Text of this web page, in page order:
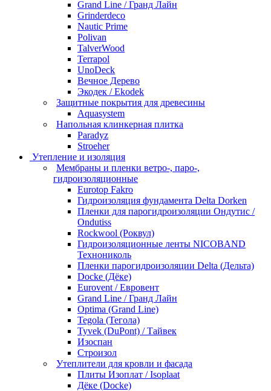
Grand Line / Гранд Лайн
Grinderdeco
Nautic Prime
Polivan
TalverWood
Terrapol
UnoDeck
Вечное Дерево
Экодек / Ekodek
Защитные покрытия для древесины
Aquasystem
Напольная клинкерная плитка
Paradyz
Stroeher
Утепление и изоляция
Мембраны и пленки ветро-, паро-,
гидроизоляционные
Eurotop Fakro
Гидроизоляция фундамента Delta Dorken
Пленки для парогидроизоляции Ондутис /
Ondutiss
Rockwool (Роквул)
Гидроизоляционные ленты NICOBAND
Технониколь
Пленки парогидроизоляции Delta (Дельта)
Docke (Дёке)
Eurovent / Евровент
Grand Line / Гранд Лайн
Optima (Grand Line)
Tegola (Тегола)
Tyvek (DuPont) / Тайвек
Изоспан
Строизол
Утеплители для кровли и фасада
Плиты Изоплат / Isoplaat
Дёке (Docke)